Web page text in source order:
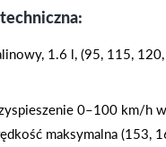
1.6 l, (95, 115,
0–100 km/h
maksymalna (153,